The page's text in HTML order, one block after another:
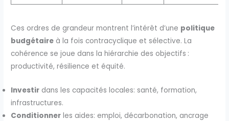
Ces ordres de grandeur montrent l’intérêt d’une politique
budgétaire à la fois contracyclique et sélective. La
cohérence se joue dans la hiérarchie des objectifs :
productivité, résilience et équité.
Investir dans les capacités locales: santé, formation,
infrastructures.
Conditionner les aides: emploi, décarbonation, ancrage